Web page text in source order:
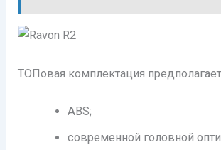
ТОПовая комплектация
ABS;
современной головной